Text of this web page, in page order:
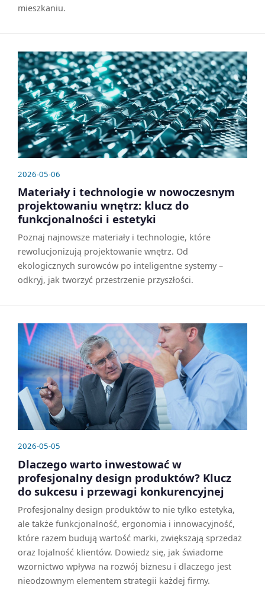
mieszkaniu.
2026-05-06
Materiały i technologie w nowoczesnym
projektowaniu wnętrz: klucz do
funkcjonalności i estetyki
Poznaj najnowsze materiały i technologie, które
rewolucjonizują projektowanie wnętrz. Od
ekologicznych surowców po inteligentne systemy –
odkryj, jak tworzyć przestrzenie przyszłości.
2026-05-05
Dlaczego warto inwestować w
profesjonalny design produktów? Klucz
do sukcesu i przewagi konkurencyjnej
Profesjonalny design produktów to nie tylko estetyka,
ale także funkcjonalność, ergonomia i innowacyjność,
które razem budują wartość marki, zwiększają sprzedaż
oraz lojalność klientów. Dowiedz się, jak świadome
wzornictwo wpływa na rozwój biznesu i dlaczego jest
nieodzownym elementem strategii każdej firmy.